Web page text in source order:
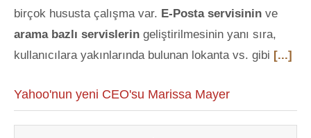
birçok hususta çalışma var. E-Posta servisinin ve
arama bazlı servislerin geliştirilmesinin yanı sıra,
kullanıcılara yakınlarında bulunan lokanta vs. gibi [...]
Yahoo'nun yeni CEO'su Marissa Mayer